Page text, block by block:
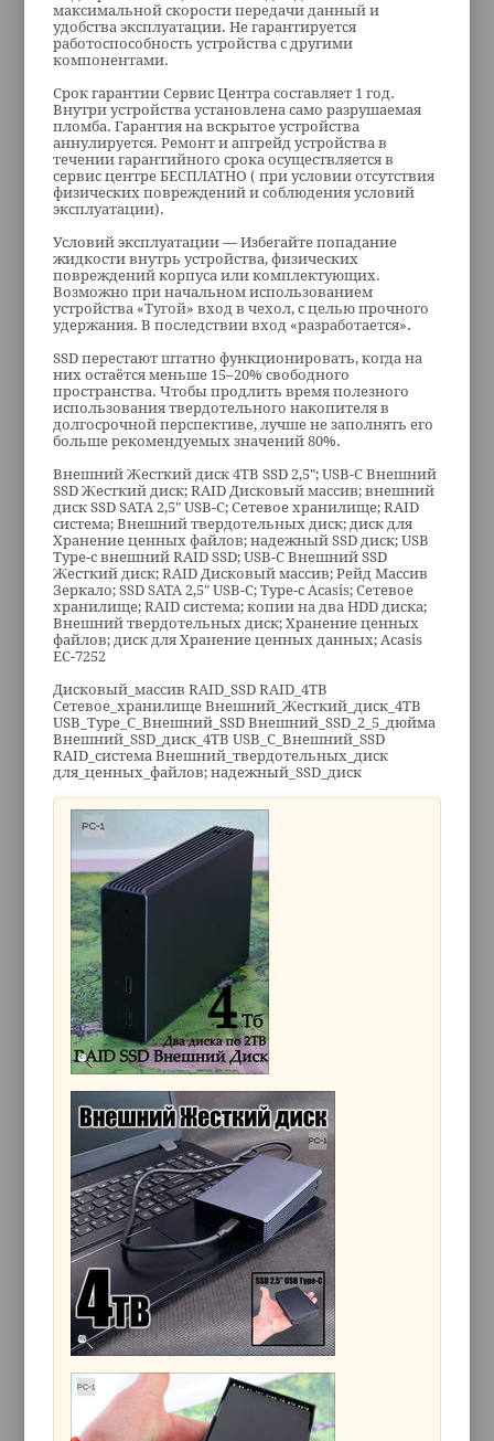
максимальной скорости передачи данный и
удобства эксплуатации. Не гарантируется
работоспособность устройства с другими
компонентами.
Срок гарантии Сервис Центра составляет 1 год.
Внутри устройства установлена само разрушаемая
пломба. Гарантия на вскрытое устройства
аннулируется. Ремонт и апгрейд устройства в
течении гарантийного срока осуществляется в
сервис центре БЕСПЛАТНО ( при условии отсутствия
физических повреждений и соблюдения условий
эксплуатации).
Условий эксплуатации — Избегайте попадание
жидкости внутрь устройства, физических
повреждений корпуса или комплектующих.
Возможно при начальном использованием
устройства «Тугой» вход в чехол, с целью прочного
удержания. В последствии вход «разработается».
SSD перестают штатно функционировать, когда на
них остаётся меньше 15–20% свободного
пространства. Чтобы продлить время полезного
использования твердотельного накопителя в
долгосрочной перспективе, лучше не заполнять его
больше рекомендуемых значений 80%.
Внешний Жесткий диск 4TB SSD 2,5"; USB-C Внешний
SSD Жесткий диск; RAID Дисковый массив; внешний
диск SSD SATA 2,5" USB-C; Сетевое хранилище; RAID
система; Внешний твердотельных диск; диск для
Хранение ценных файлов; надежный SSD диск; USB
Type-c внешний RAID SSD; USB-C Внешний SSD
Жесткий диск; RAID Дисковый массив; Рейд Массив
Зеркало; SSD SATA 2,5" USB-C; Type-c Acasis; Сетевое
хранилище; RAID система; копии на два HDD диска;
Внешний твердотельных диск; Хранение ценных
файлов; диск для Хранение ценных данных; Acasis
EC-7252
Дисковый_массив RAID_SSD RAID_4TB
Сетевое_хранилище Внешний_Жесткий_диск_4TB
USB_Type_C_Внешний_SSD Внешний_SSD_2_5_дюйма
Внешний_SSD_диск_4TB USB_C_Внешний_SSD
RAID_система Внешний_твердотельных_диск
для_ценных_файлов; надежный_SSD_диск